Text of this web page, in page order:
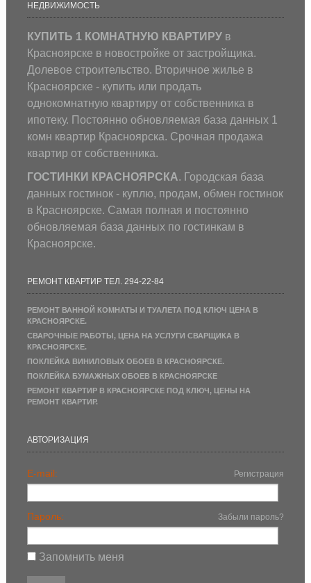
НЕДВИЖИМОСТЬ
КУПИТЬ 1 КОМНАТНУЮ КВАРТИРУв
Красноярске в новостройке от застройщика.
Долевое строительство. Вторичное жилье в
Красноярске - купить или продать
однокомнатную квартиру от собственника в
ипотеку. Постоянно обновляемая база данных 1
комн квартир Красноярска. Срочная продажа
квартир от собственника.
ГОСТИНКИ КРАСНОЯРСКА. Городская база
данных гостинок - куплю, продам, обмен гостинок
в Красноярске. Самая полная и постоянно
обновляемая база данных по гостинкам в
Красноярске.
РЕМОНТ КВАРТИР ТЕЛ. 294-22-84
РЕМОНТ ВАННОЙ КОМНАТЫ И ТУАЛЕТА ПОД КЛЮЧ ЦЕНА В
КРАСНОЯРСКЕ.
СВАРОЧНЫЕ РАБОТЫ, ЦЕНА НА УСЛУГИ СВАРЩИКА В
КРАСНОЯРСКЕ.
ПОКЛЕЙКА ВИНИЛОВЫХ ОБОЕВ В КРАСНОЯРСКЕ.
ПОКЛЕЙКА БУМАЖНЫХ ОБОЕВ В КРАСНОЯРСКЕ
РЕМОНТ КВАРТИР В КРАСНОЯРСКЕ ПОД КЛЮЧ, ЦЕНЫ НА
РЕМОНТ КВАРТИР.
АВТОРИЗАЦИЯ
E-mail: Регистрация
Пароль: Забыли пароль?
Запомнить меня